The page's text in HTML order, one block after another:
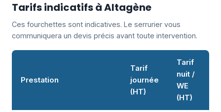
Tarifs indicatifs à Altagène
Ces fourchettes sont indicatives. Le serrurier vous
communiquera un devis précis avant toute intervention.
Prestation
Tarif
journée
(HT)
Tarif
nuit /
WE
(HT)